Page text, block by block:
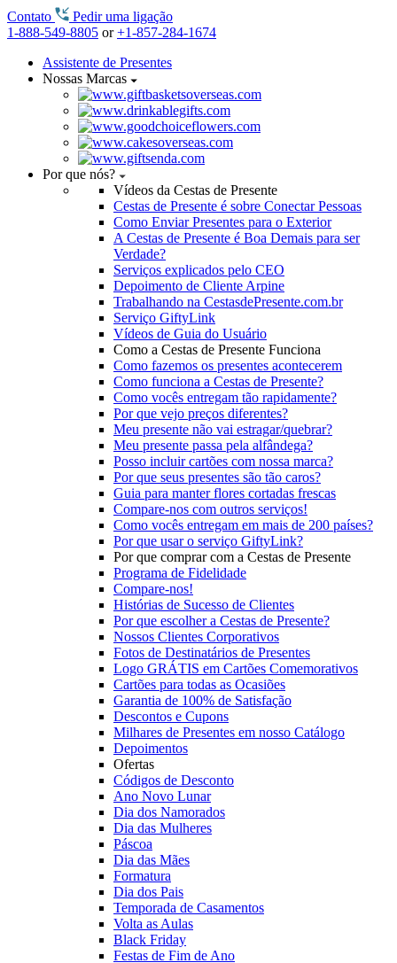
Contato
Pedir uma ligação
1-888-549-8805 or+1-857-284-1674
Assistente de Presentes
Nossas Marcas
Por que nós?
Vídeos da Cestas de Presente
Cestas de Presente é sobre Conectar Pessoas
Como Enviar Presentes para o Exterior
A Cestas de Presente é Boa Demais para ser
Verdade?
Serviços explicados pelo CEO
Depoimento de Cliente Arpine
Trabalhando na CestasdePresente.com.br
Serviço GiftyLink
Vídeos de Guia do Usuário
Como a Cestas de Presente Funciona
Como fazemos os presentes acontecerem
Como funciona a Cestas de Presente?
Como vocês entregam tão rapidamente?
Por que vejo preços diferentes?
Meu presente não vai estragar/quebrar?
Meu presente passa pela alfândega?
Posso incluir cartões com nossa marca?
Por que seus presentes são tão caros?
Guia para manter flores cortadas frescas
Compare-nos com outros serviços!
Como vocês entregam em mais de 200 países?
Por que usar o serviço GiftyLink?
Por que comprar com a Cestas de Presente
Programa de Fidelidade
Compare-nos!
Histórias de Sucesso de Clientes
Por que escolher a Cestas de Presente?
Nossos Clientes Corporativos
Fotos de Destinatários de Presentes
Logo GRÁTIS em Cartões Comemorativos
Cartões para todas as Ocasiões
Garantia de 100% de Satisfação
Descontos e Cupons
Milhares de Presentes em nosso Catálogo
Depoimentos
Ofertas
Códigos de Desconto
Ano Novo Lunar
Dia dos Namorados
Dia das Mulheres
Páscoa
Dia das Mães
Formatura
Dia dos Pais
Temporada de Casamentos
Volta as Aulas
Black Friday
Festas de Fim de Ano